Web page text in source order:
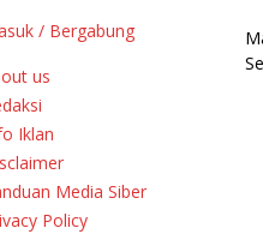
/ Bergabung
us
Iklan
Media Siber
Policy